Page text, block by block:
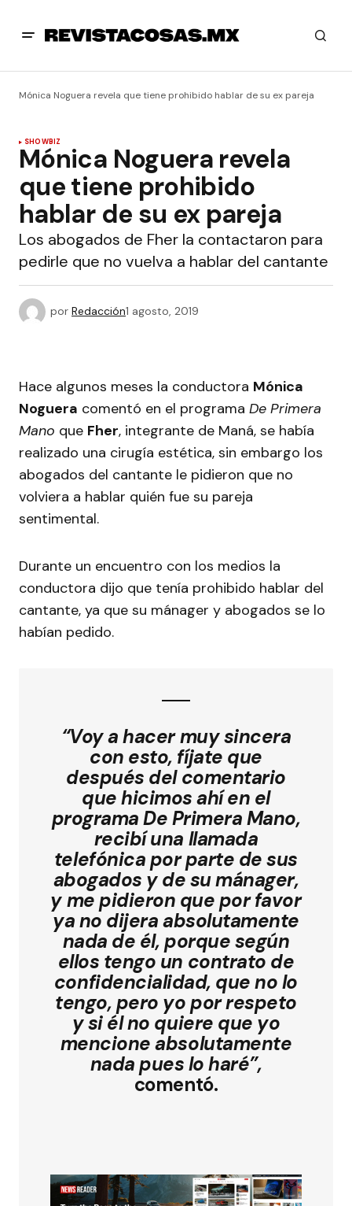
Mónica Noguera revela que tiene prohibido hablar de su ex pareja
SHOWBIZ
Mónica Noguera revela
que tiene prohibido
hablar de su ex pareja
Los abogados de Fher la contactaron para
pedirle que no vuelva a hablar del cantante
por Redacción1 agosto, 2019
Hace algunos meses la conductora Mónica
Noguera comentó en el programa De Primera
Mano que Fher, integrante de Maná, se había
realizado una cirugía estética, sin embargo los
abogados del cantante le pidieron que no
volviera a hablar quién fue su pareja
sentimental.
Durante un encuentro con los medios la
conductora dijo que tenía prohibido hablar del
cantante, ya que su mánager y abogados se lo
habían pedido.
“Voy a hacer muy sincera
con esto, fíjate que
después del comentario
que hicimos ahí en el
programa De Primera Mano,
recibí una llamada
telefónica por parte de sus
abogados y de su mánager,
y me pidieron que por favor
ya no dijera absolutamente
nada de él, porque según
ellos tengo un contrato de
confidencialidad, que no lo
tengo, pero yo por respeto
y si él no quiere que yo
mencione absolutamente
nada pues lo haré”,
comentó.